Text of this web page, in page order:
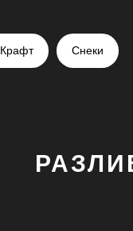
Крафт Снеки